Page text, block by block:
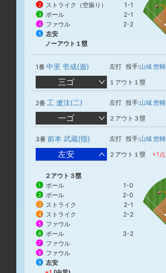
2 ストライク（空振り） 1-1
3 ボール 2-1
4 ファウル 2-2
5
左安
ノーアウト１塁
1番 中里 壱成(遊) 左打 投手:山城 悠輔
三ゴ １アウト１塁
2番 工 遼汰(二) 左打 投手:山城 悠輔
一ゴ ２アウト３塁
3番 前本 武蔵(指) 左打 投手:山城 悠輔
左安 ２アウト１塁 +1点
２アウト３塁
1 ボール 1-0
2 ボール 2-0
3 ストライク 2-1
4 ストライク 2-2
5 ファウル
6 ボール 3-2
7 ファウル
8 ファウル
9
左安